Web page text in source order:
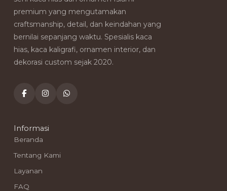
premium yang mengutamakan
craftsmanship, detail, dan keindahan yang
bernilai sepanjang waktu. Spesialis kaca
hias, kaca kaligrafi, ornamen interior, dan
dekorasi custom sejak 2020.
Informasi
Beranda
Tentang Kami
Layanan
FAQ